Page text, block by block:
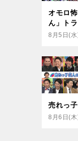
オモロ
ん」ト
8月5日(
売れっ
8月6日(